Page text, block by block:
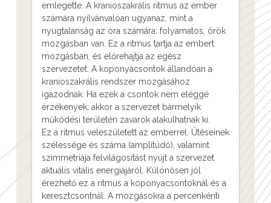
emlegette. A kranioszakrális ritmus az ember
számára nyilvánvalóan ugyanaz, mint a
nyugtalanság az óra számára: folyamatos, örök
mozgásban van. Ez a ritmus tartja az embert
mozgásban, és előrehajtja az egész
szervezetet. A koponyacsontok állandóan a
kranioszakrális rendszer mozgásához
igazodnak. Ha ezek a csontok nem eléggé
érzékenyek, akkor a szervezet bármelyik
működési területén zavarok alakulhatnak ki.
Ez a ritmus veleszületett az emberrel. Ütéseinek
szélessége és száma (amplitúdó), valamint
szimmetriája felvilágosítást nyújt a szervezet
aktuális vitális energiájáról. Különösen jól
érezhető ez a ritmus a koponyacsontoknál és a
keresztcsontnál. A mozgásokra a percenkénti